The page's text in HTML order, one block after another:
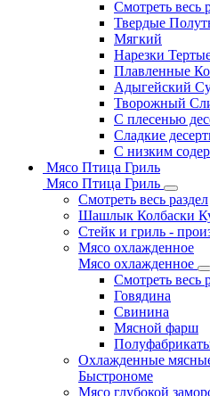
Смотреть весь
Твердые
Мягкий
Нарезки
Плавленные
Адыгейский
Творожный
С плесенью
Сладкие
С низким
Мясо Птица Гриль
Мясо Птица Гриль
Смотреть весь раздел
Шашлык Колбаски
Стейк и гриль -
Мясо охлажденное
Мясо охлажденное
Смотреть весь
Говядина
Свинина
Мясной фарш
Охлажденные
Быстрономе
Мясо глубокой